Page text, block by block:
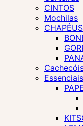
CINTOS
Mochilas
CHAPÉUS
Essenciais